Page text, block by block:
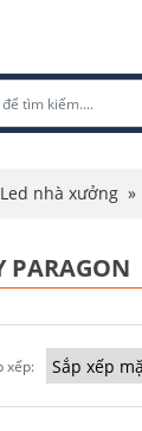
nhà xưởng »
PARAGON
xếp: